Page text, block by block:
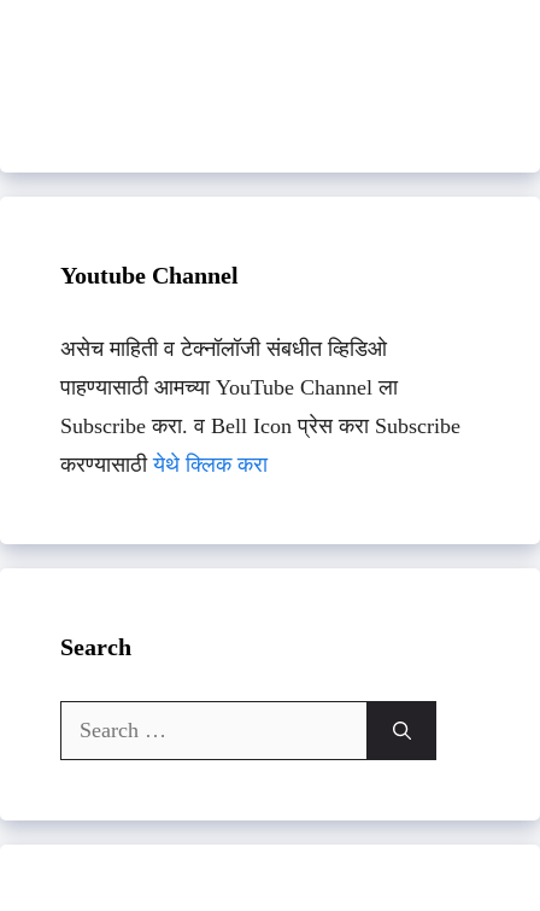
Youtube Channel
असेच माहिती व टेक्नॉलॉजी संबधीत व्हिडिओ
पाहण्यासाठी आमच्या YouTube Channel ला
Subscribe करा. व Bell Icon प्रेस करा Subscribe
करण्यासाठीयेथे क्लिक करा
Search
Search
for: